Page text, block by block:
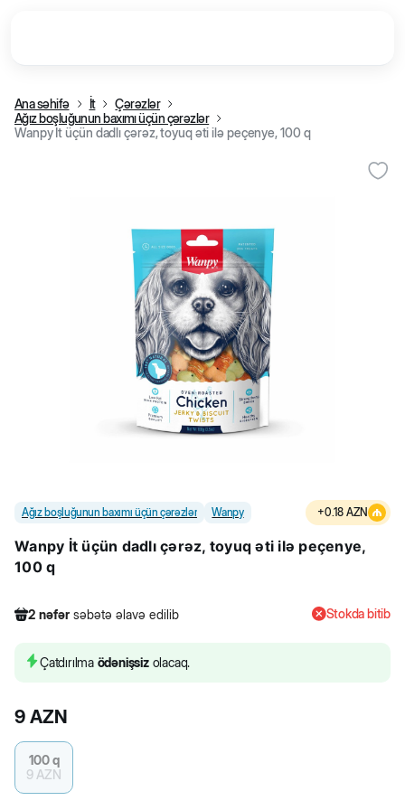
Ana səhifə İt
Çərəzlər
Ağız boşluğunun baxımı üçün çərəzlər
Wanpy İt üçün dadlı çərəz, toyuq əti ilə peçenye, 100 q
Ağız boşluğunun baxımı üçün çərəzlər Wanpy +0.18 AZN
Wanpy İt üçün dadlı çərəz, toyuq əti ilə peçenye,
100 q
2 nəfər səbətə əlavə edilib
37 nəfər məhsulu alıb
Stokda bitib
Çatdırılma ödənişsizolacaq.
9 AZN
100 q
9 AZN